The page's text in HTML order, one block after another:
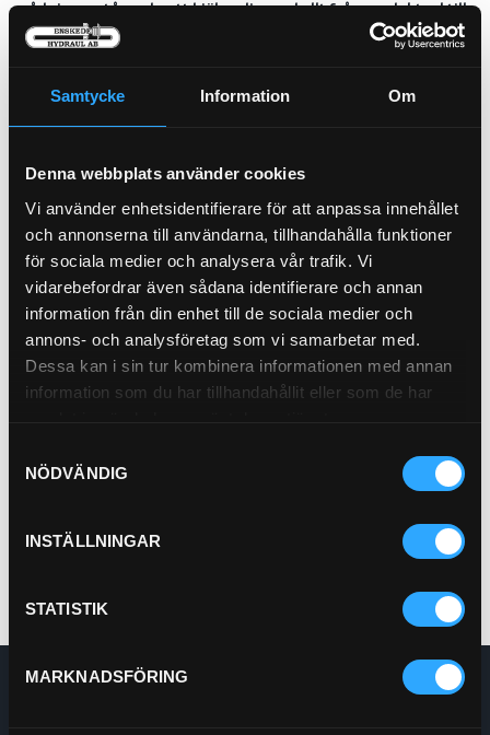
Samtycke Information Om
Denna webbplats använder cookies
Vi använder enhetsidentifierare för att anpassa innehållet
och annonserna till användarna, tillhandahålla funktioner
för sociala medier och analysera vår trafik. Vi
vidarebefordrar även sådana identifierare och annan
information från din enhet till de sociala medier och
annons- och analysföretag som vi samarbetar med.
Dessa kan i sin tur kombinera informationen med annan
information som du har tillhandahållit eller som de har
NÖDVÄNDIG
INSTÄLLNINGAR
STATISTIK
MARKNADSFÖRING
rådgivare står redo att hjälpa dig med allt från produktval till
installation och underhåll.
med en av våra experter. På Enskede Hydraul är vi
dedikerade till att leverera lösningar som driver din
framgång.
John Deere
Kesla
Komatsu
Logmax